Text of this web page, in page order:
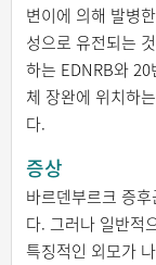
변이에 의해 발병
성으로 유전되는
하는 EDNRB와
체 장완에 위치하
다.
증상
바르덴부르크 증
다. 그러나 일반적
특징적인 외모가